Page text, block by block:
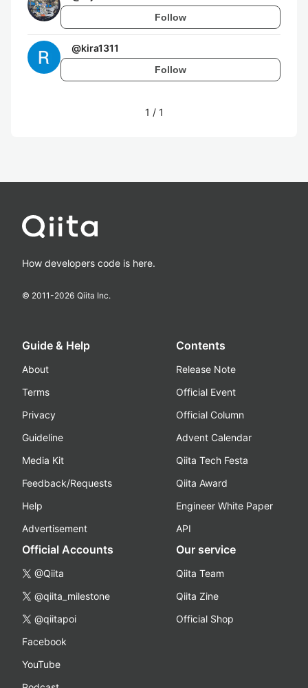
Follow
@kira1311
Follow
1 / 1
How developers code is here.
© 2011-2026 Qiita Inc.
Guide & Help
About
Terms
Privacy
Guideline
Media Kit
Feedback/Requests
Help
Advertisement
Contents
Release Note
Official Event
Official Column
Advent Calendar
Qiita Tech Festa
Qiita Award
Engineer White Paper
API
Official Accounts
@Qiita
@qiita_milestone
@qiitapoi
Facebook
YouTube
Our service
Qiita Team
Qiita Zine
Official Shop